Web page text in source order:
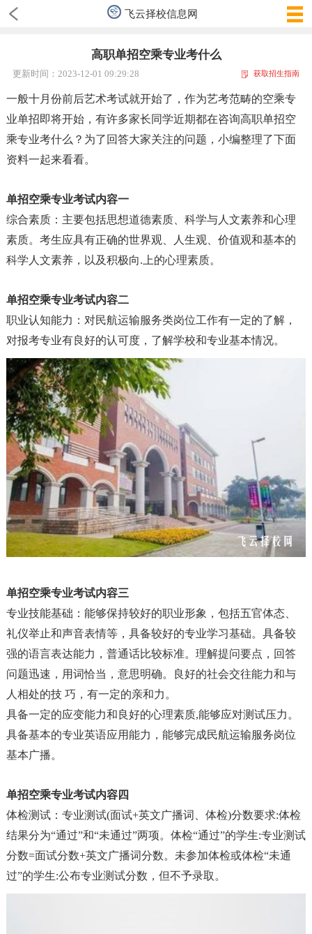
飞云择校信息网
高职单招空乘专业考什么
更新时间：2023-12-01 09:29:28 获取招生指南
一般十月份前后艺术考试就开始了，作为艺考范畴的空乘专
业单招即将开始，有许多家长同学近期都在咨询高职单招空
乘专业考什么？为了回答大家关注的问题，小编整理了下面
资料一起来看看。
单招空乘专业考试内容一
综合素质： 主要包括思想道德素质、科学与人文素养和心理
素质。考生应具有正确的世界观、人生观、价值观和基本的
科学人文素养，以及积极向.上的心理素质。
单招空乘专业考试内容二
职业认知能力 ： 对民航运输服务类岗位工作有一定的了解，
对报考专业有良好的认可度，了解学校和专业基本情况。
单招空乘专业考试内容三
专业技能基础 ： 能够保持较好的职业形象，包括五官体态、
礼仪举止和声音表情等，具备较好的专业学习基础。具备较
强的语言表达能力，普通话比较标准。理解提问要点，回答
问题迅速，用词恰当，意思明确。良好的社会交往能力和与
人相处的技 巧，有一定的亲和力。
具备一定的应变能力和良好的心理素质,能够应对测试压力。
具备基本的专业英语应用能力，能够完成民航运输服务岗位
基本广播。
单招空乘专业考试内容四
体检测试： 专业测试(面试+英文广播词、体检)分数要求:体检
结果分为“通过”和“未通过”两项。体检“通过”的学生:专业测试
分数=面试分数+英文广播词分数。未参加体检或体检“未通
过”的学生:公布专业测试分数，但不予录取。